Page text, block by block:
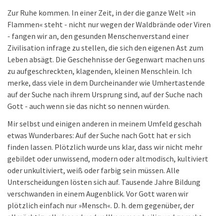
Zur Ruhe kommen. In einer Zeit, in der die ganze Welt »in
Flammen« steht - nicht nur wegen der Waldbrände oder Viren
- fangen wir an, den gesunden Menschenverstand einer
Zivilisation infrage zu stellen, die sich den eigenen Ast zum
Leben absägt. Die Geschehnisse der Gegenwart machen uns
zu aufgeschreckten, klagenden, kleinen Menschlein. Ich
merke, dass viele in dem Durcheinander wie Umhertastende
auf der Suche nach ihrem Ursprung sind, auf der Suche nach
Gott - auch wenn sie das nicht so nennen würden.
Mir selbst und einigen anderen in meinem Umfeld geschah
etwas Wunderbares: Auf der Suche nach Gott hat er sich
finden lassen. Plötzlich wurde uns klar, dass wir nicht mehr
gebildet oder unwissend, modern oder altmodisch, kultiviert
oder unkultiviert, weiß oder farbig sein müssen. Alle
Unterscheidungen lösten sich auf. Tausende Jahre Bildung
verschwanden in einem Augenblick. Vor Gott waren wir
plötzlich einfach nur »Mensch«. D. h. dem gegenüber, der